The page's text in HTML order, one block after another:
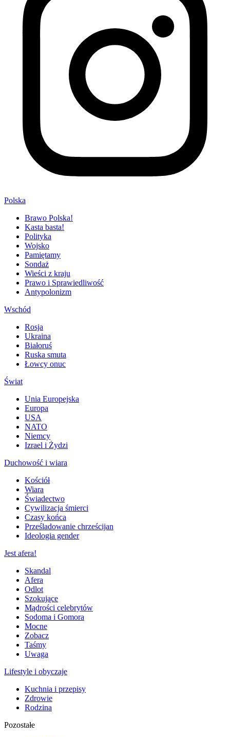
Polska
Brawo Polska!
Kasta basta!
Polityka
Wojsko
Pamiętamy
Sondaż
Wieści z kraju
Prawo i Sprawiedliwość
Antypolonizm
Wschód
Rosja
Ukraina
Białoruś
Ruska smuta
Łowcy onuc
Świat
Unia Europejska
Europa
USA
NATO
Niemcy
Izrael i Żydzi
Duchowość i wiara
Kościół
Wiara
Świadectwo
Cywilizacja śmierci
Czasy końca
Prześladowanie chrześcijan
Ideologia gender
Jest afera!
Skandal
Afera
Odlot
Szokujące
Mądrości celebrytów
Sodoma i Gomora
Mocne
Zobacz
Taśmy
Uwaga
Lifestyle i obyczaje
Kuchnia i przepisy
Zdrowie
Rodzina
Pozostałe